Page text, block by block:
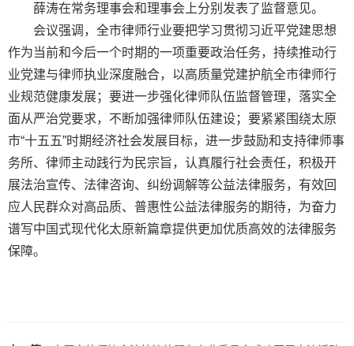
薛涛在常务理事会和理事会上分别发表了监督意见。
会议强调，全市律师行业要把学习贯彻习近平党建思想
作为当前和今后一个时期的一项重要政治任务，持续推动行
业党建与律师执业深度融合，以高质量党建护航全市律师行
业规范健康发展；要进一步强化律师队伍监督管理，落实全
面从严治党要求，不断加强律师队伍建设；要紧紧围绕太原
市“十五五”时期经济社会发展目标，进一步鼓励和支持律师事
务所、律师主动践行为民宗旨，认真履行社会责任，积极开
展法治宣传、法律咨询、纠纷调解等公益法律服务，有效回
应人民群众对高品质、普惠性公益法律服务的期待，为奋力
谱写中国式现代化太原新篇章提供更加优质高效的法律服务
保障。